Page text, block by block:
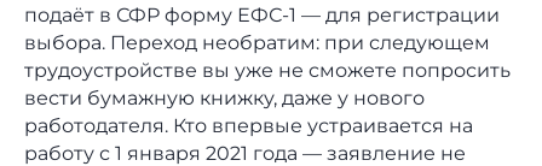
подаёт в СФР форму ЕФС-1 — для регистрации
выбора. Переход необратим: при следующем
трудоустройстве вы уже не сможете попросить
вести бумажную книжку, даже у нового
работодателя. Кто впервые устраивается на
работу с 1 января 2021 года — заявление не